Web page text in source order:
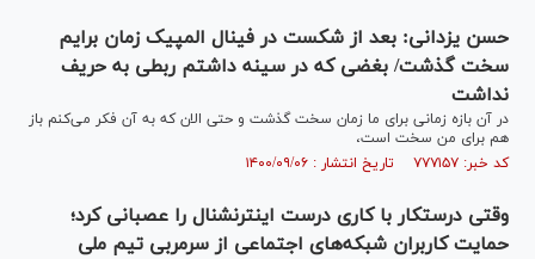
حسن یزدانی: بعد از شکست در فینال المپیک زمان برایم
سخت گذشت/ بغضی که در سینه‌ داشتم ربطی به حریف
نداشت
در آن بازه زمانی برای ما زمان سخت گذشت و حتی الان که به آن فکر می‌کنم باز
هم برای من سخت است،
کد خبر: ۷۷۷۱۵۷ تاریخ انتشار : ۱۴۰۰/۰۹/۰۶
وقتی درستکار با کاری درست اینترنشنال را عصبانی کرد؛
حمایت کاربران شبکه‌های اجتماعی از سرمربی تیم ملی